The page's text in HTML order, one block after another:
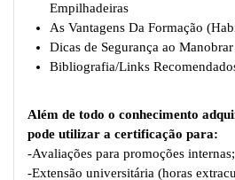
Empilhadeiras
As Vantagens Da Formação
Dicas de Segurança ao
Bibliografia/Links
Além de todo o conhecimento
pode utilizar a certificação para:
-Avaliações para promoções internas;
-Extensão universitária (horas